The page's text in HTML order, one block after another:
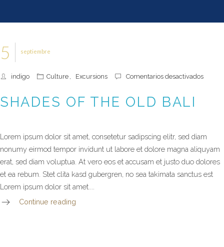
septiembre
5
indigo Culture Excursions Comentarios desactivadosen
SHADES OF THE OLD BALI
Lorem ipsum dolor sit amet, consetetur sadipscing elitr, sed diam
nonumy eirmod tempor invidunt ut labore et dolore magna aliquyam
erat, sed diam voluptua. At vero eos et accusam et justo duo dolores
et ea rebum. Stet clita kasd gubergren, no sea takimata sanctus est
Lorem ipsum dolor sit amet....
Continue reading